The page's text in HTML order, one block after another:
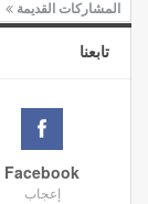
المشاركات القديمة
تابعنا
Facebook
إعجاب